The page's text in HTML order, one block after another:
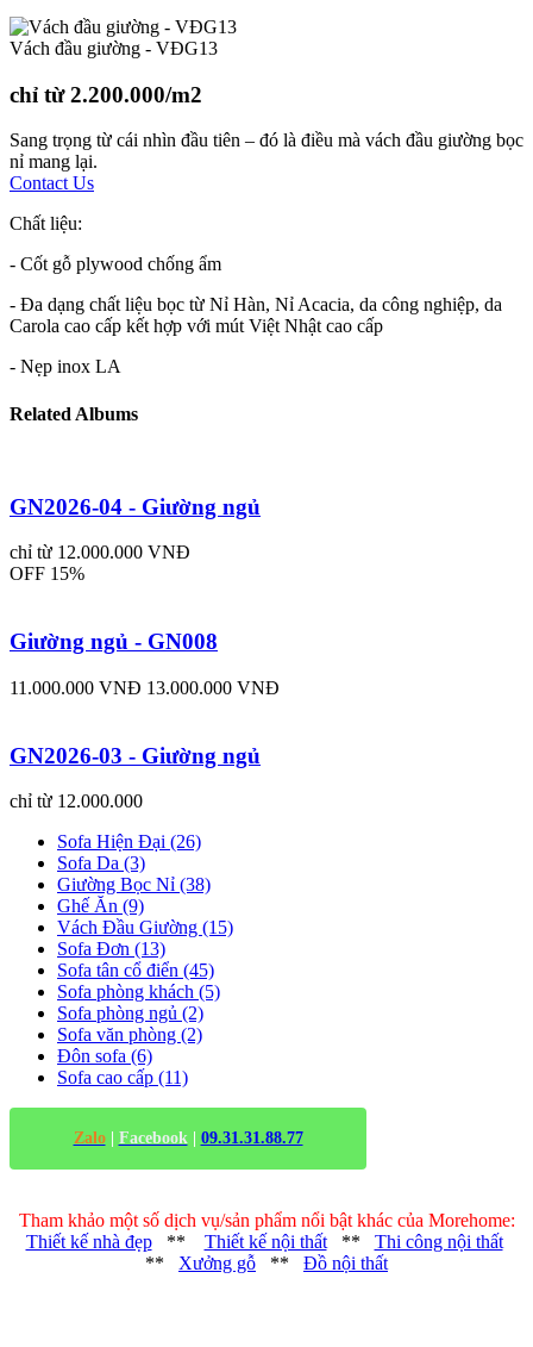
Vách đầu giường - VĐG13
chỉ từ 2.200.000/m2
Sang trọng từ cái nhìn đầu tiên – đó là điều mà vách đầu giường bọc
nỉ mang lại.
Contact Us
Chất liệu:
- Cốt gỗ plywood chống ẩm
- Đa dạng chất liệu bọc từ Nỉ Hàn, Nỉ Acacia, da công nghiệp, da
Carola cao cấp kết hợp với mút Việt Nhật cao cấp
- Nẹp inox LA
Related Albums
GN2026-04 - Giường ngủ
chỉ từ 12.000.000 VNĐ
OFF 15%
Giường ngủ - GN008
11.000.000 VNĐ 13.000.000 VNĐ
GN2026-03 - Giường ngủ
chỉ từ 12.000.000
Sofa Hiện Đại (26)
Sofa Da (3)
Giường Bọc Nỉ (38)
Ghế Ăn (9)
Vách Đầu Giường (15)
Sofa Đơn (13)
Sofa tân cổ điển (45)
Sofa phòng khách (5)
Sofa phòng ngủ (2)
Sofa văn phòng (2)
Đôn sofa (6)
Sofa cao cấp (11)
Zalo| Facebook| 09.31.31.88.77
Tham khảo một số dịch vụ/sản phẩm nổi bật khác của Morehome:
Thiết kế nhà đẹp** Thiết kế nội thất** Thi công nội thất
** Xưởng gỗ ** Đồ nội thất